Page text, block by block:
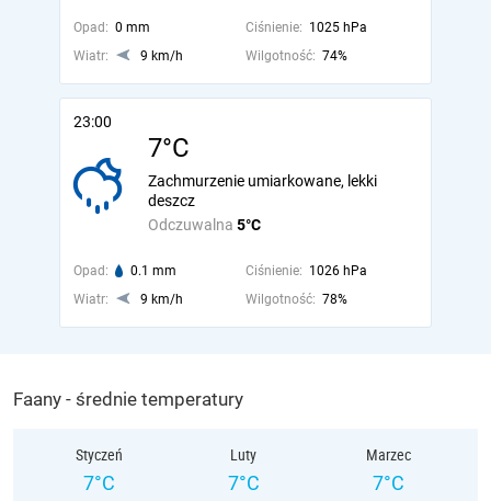
Opad: 0 mm Ciśnienie: 1025 hPa
Wiatr:
9 km/h Wilgotność: 74%
23:00
7°C
Odczuwalna 5°C
Zachmurzenie umiarkowane, lekki
deszcz
Opad: 0.1 mm Ciśnienie: 1026 hPa
Wiatr:
9 km/h Wilgotność: 78%
Faany - średnie temperatury
Styczeń
7°C
Luty
7°C
Marzec
7°C